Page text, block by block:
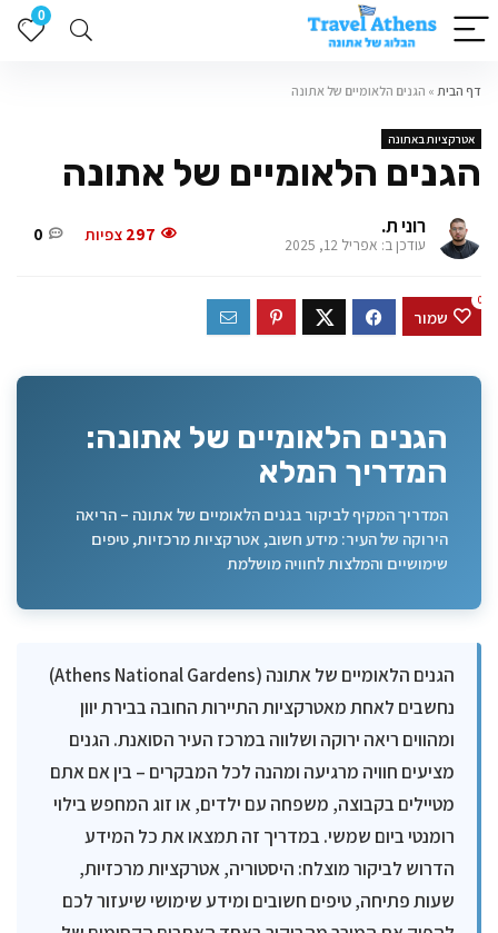
0
דף הבית » הגנים הלאומיים של אתונה
אטרקציות באתונה
הגנים הלאומיים של אתונה
רוני ת.
עודכן ב: אפריל 12, 2025 297 צפיות 0
שמור
0
הגנים הלאומיים של אתונה מהווים אטרקציה מרכזית בבירת יוון,
מציעים מפלט ירוק ושקט מהעיר הסואנת. מידע מלא על הגנים
הלאומיים אתונה, אטרקציות בגן, שעות פתיחה, טיפים לביקור
והמלצות לטיול מושלם.
הגנים הלאומיים של אתונה:
המדריך המלא
המדריך המקיף לביקור בגנים הלאומיים של אתונה – הריאה
הירוקה של העיר: מידע חשוב, אטרקציות מרכזיות, טיפים
שימושיים והמלצות לחוויה מושלמת
הגנים הלאומיים של אתונה (Athens National Gardens)
נחשבים לאחת מאטרקציות התיירות החובה בבירת יוון
ומהווים ריאה ירוקה ושלווה במרכז העיר הסואנת. הגנים
מציעים חוויה מרגיעה ומהנה לכל המבקרים – בין אם אתם
מטיילים בקבוצה, משפחה עם ילדים, או זוג המחפש בילוי
רומנטי ביום שמשי. במדריך זה תמצאו את כל המידע
הדרוש לביקור מוצלח: היסטוריה, אטרקציות מרכזיות,
שעות פתיחה, טיפים חשובים ומידע שימושי שיעזור לכם